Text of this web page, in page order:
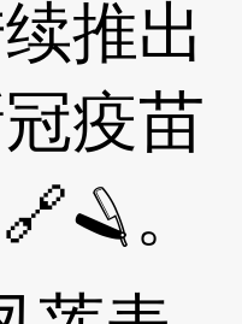
推出
疫苗
。